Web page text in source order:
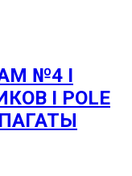
№4 I
I POLE